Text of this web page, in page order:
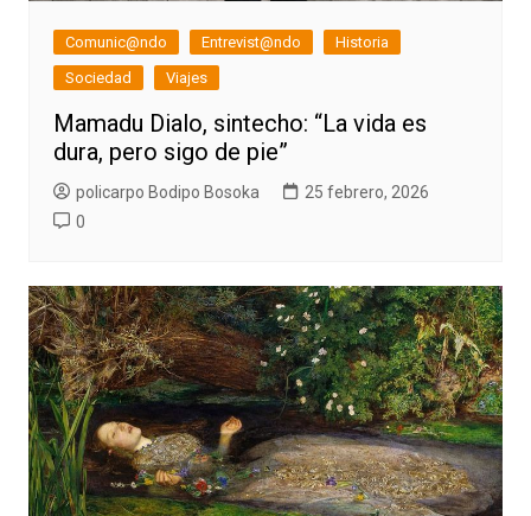
Comunic@ndo Entrevist@ndo
Historia
Sociedad
Viajes
Mamadu Dialo, sintecho: “La vida es
dura, pero sigo de pie”
policarpo Bodipo Bosoka
25 febrero, 2026
0